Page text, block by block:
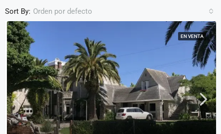
Sort By: Orden por defecto
EN VENTA